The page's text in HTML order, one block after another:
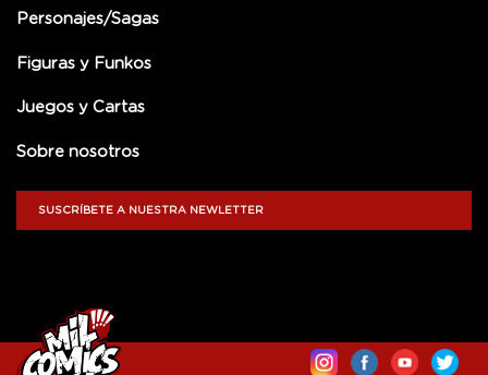
Personajes/Sagas
Figuras y Funkos
Juegos y Cartas
Sobre nosotros
SUSCRÍBETE A NUESTRA NEWLETTER